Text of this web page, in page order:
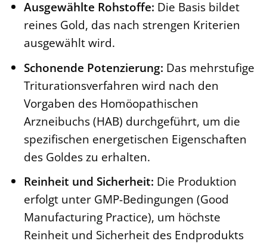
Ausgewählte Rohstoffe: Die Basis bildet
reines Gold, das nach strengen Kriterien
ausgewählt wird.
Schonende Potenzierung: Das mehrstufige
Triturationsverfahren wird nach den
Vorgaben des Homöopathischen
Arzneibuchs (HAB) durchgeführt, um die
spezifischen energetischen Eigenschaften
des Goldes zu erhalten.
Reinheit und Sicherheit: Die Produktion
erfolgt unter GMP-Bedingungen (Good
Manufacturing Practice), um höchste
Reinheit und Sicherheit des Endprodukts